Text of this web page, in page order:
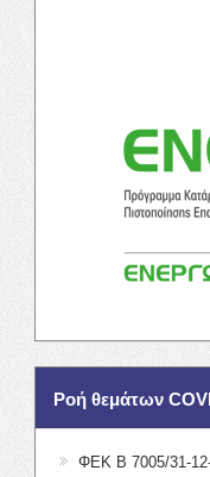
Ροή θεμάτων
ΦΕΚ Β 7005/31-12-